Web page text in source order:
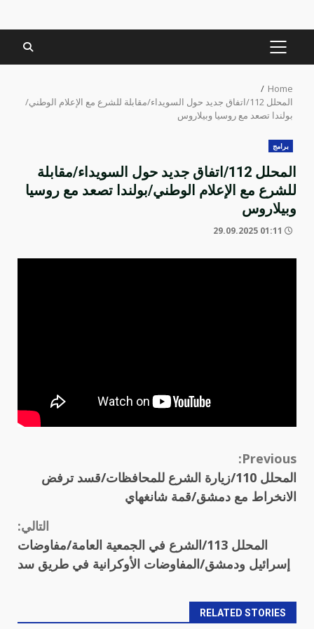
PRIMARY
MENU
Home
المحلل 112/اتفاق جديد حول السويداء/مقابلة للشرع مع الإعلام الوطني/
بولندا تصعد مع روسيا وبيلاروس
برامج
المحلل 112/اتفاق جديد حول السويداء/مقابلة
للشرع مع الإعلام الوطني/بولندا تصعد مع روسيا
وبيلاروس
Continue
Reading
Previous:
المحلل 110/زيارة الشرع للمحافظات/قسد ترفض
الانخراط مع دمشق/قمة شانغهاي
التالي:
المحلل 113/الشرع في الجمعية العامة/مفاوضات
إسرائيل ودمشق/المفاوضات الأوكرانية في طريق سد
RELATED STORIES